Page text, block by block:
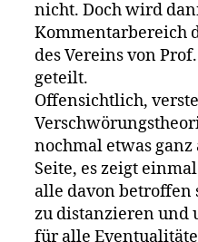
nicht. Doch wird
Kommentarbereich
des Vereins von
geteilt.
Offensichtlich,
nochmal etwas ganz
Seite, es zeigt
alle davon
zu distanzieren und
für alle